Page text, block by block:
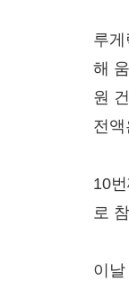
루
해
원
전
10
로
이